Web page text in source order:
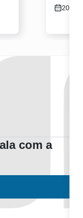
2026 /
com a